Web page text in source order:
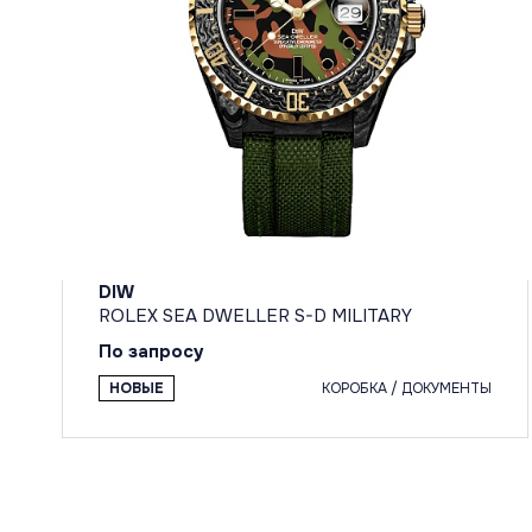
DIW
ROLEX SEA DWELLER S-D MILITARY
По запросу
НОВЫЕ КОРОБКА / ДОКУМЕНТЫ